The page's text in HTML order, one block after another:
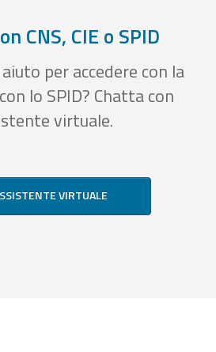
CNS, CIE o SPID
per accedere con la
lo SPID? Chatta con
virtuale.
VIRTUALE